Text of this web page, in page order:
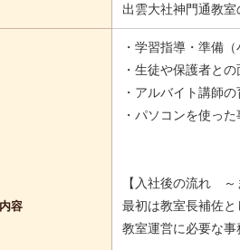
出雲大社神門通教
容
・学習指導・準備
・生徒や保護者との
・アルバイト講師
・パソコンを使っ
【入社後の流れ ～
最初は教室長補佐と
教室運営に必要な事